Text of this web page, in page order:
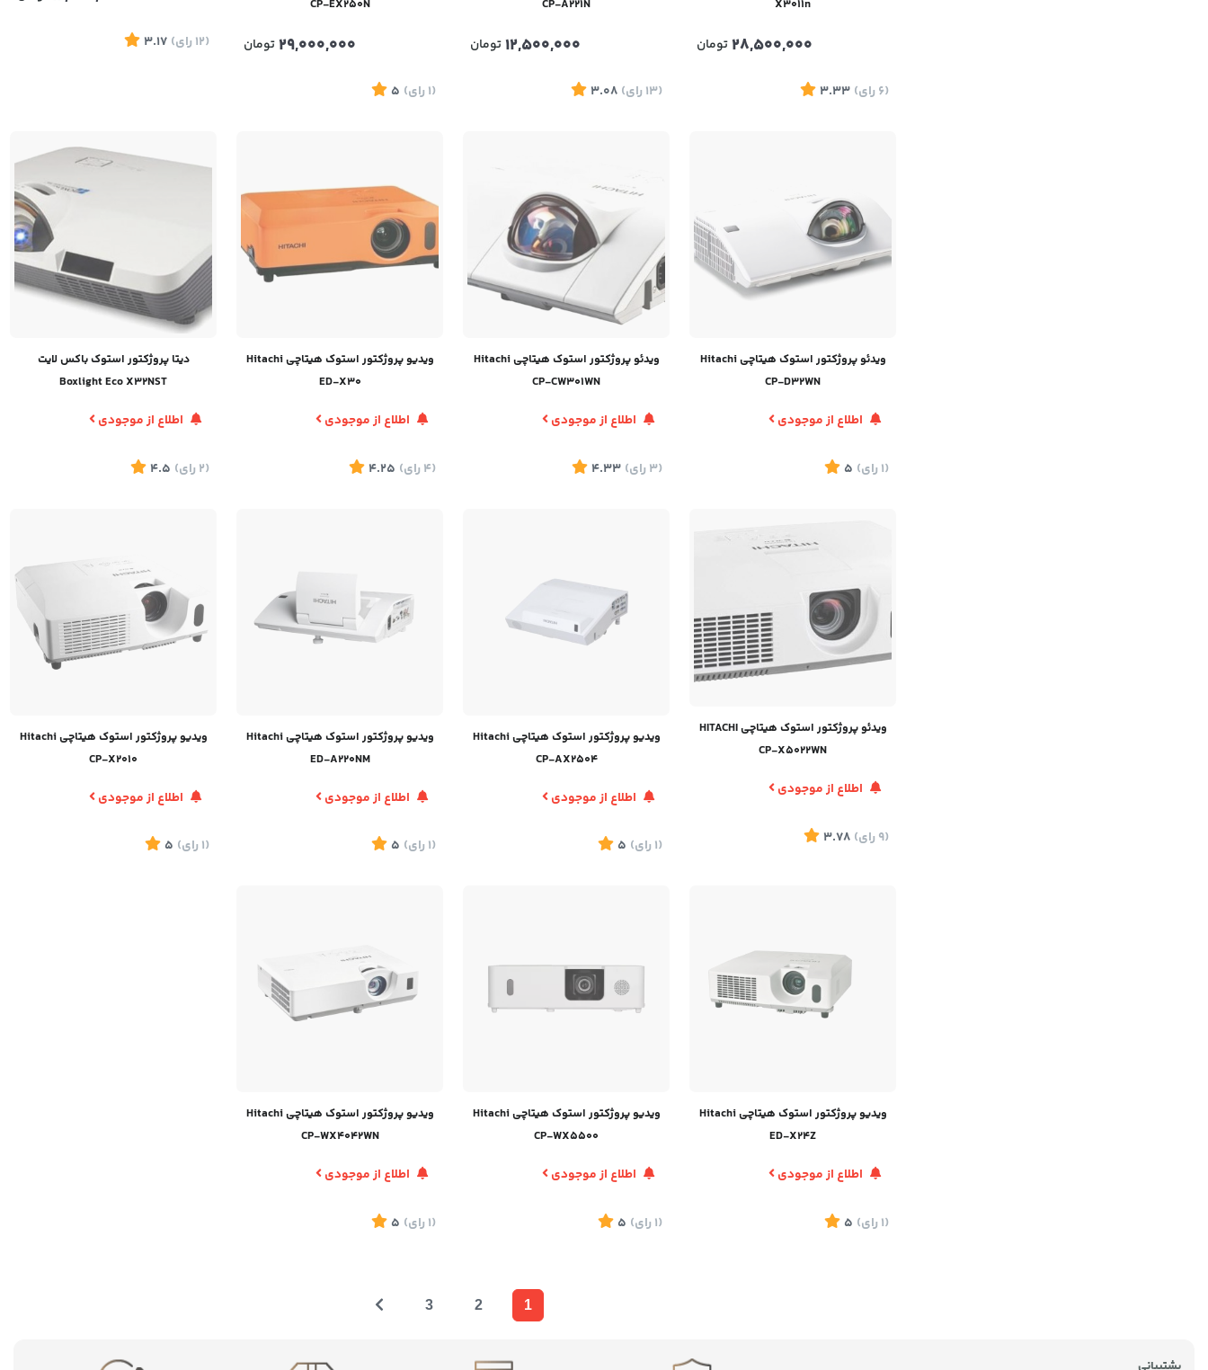
X3011n
28,500,000تومان
(6 رای)
3.33
CP-A221N
12,500,000تومان
(13 رای)
3.08
CP-EX250N
29,000,000تومان
(1 رای)
5
(12 رای)
3.17
ویدئو پروژکتور استوک هیتاچی Hitachi
CP-D32WN
اطلاع از موجودی
(1 رای)
5
ویدئو پروژکتور استوک هیتاچی Hitachi
CP-CW301WN
اطلاع از موجودی
(3 رای)
4.33
ویدیو پروژکتور استوک هیتاچی Hitachi
ED-X30
اطلاع از موجودی
(4 رای)
4.25
دیتا پروژکتور استوک باکس لایت
Boxlight Eco X32NST
اطلاع از موجودی
(2 رای)
4.5
ویدئو پروژکتور استوک هیتاچی HITACHI
CP-X5022WN
اطلاع از موجودی
(9 رای)
3.78
ویدیو پروژکتور استوک هیتاچی Hitachi
CP-AX2504
اطلاع از موجودی
(1 رای)
5
ویدیو پروژکتور استوک هیتاچی Hitachi
ED-A220NM
اطلاع از موجودی
(1 رای)
5
ویدیو پروژکتور استوک هیتاچی Hitachi
CP-X2010
اطلاع از موجودی
(1 رای)
5
ویدیو پروژکتور استوک هیتاچی Hitachi
ED-X24Z
اطلاع از موجودی
(1 رای)
5
ویدیو پروژکتور استوک هیتاچی Hitachi
CP-WX5500
اطلاع از موجودی
(1 رای)
5
ویدیو پروژکتور استوک هیتاچی Hitachi
CP-WX4042WN
اطلاع از موجودی
(1 رای)
5
1
2
3